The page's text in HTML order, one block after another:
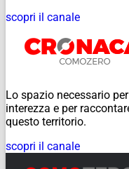
scopri il canale
Lo spazio necessario
interezza e per
questo territorio.
scopri il canale